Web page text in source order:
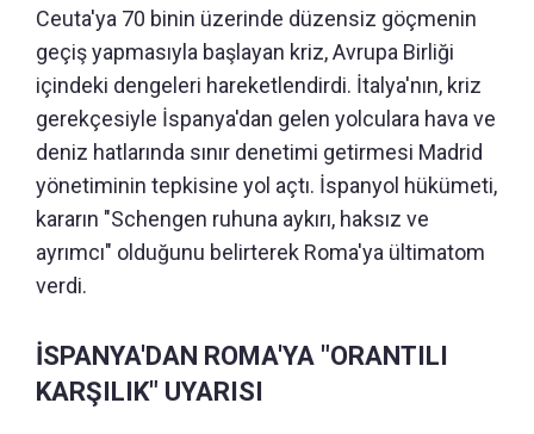
Ceuta'ya 70 binin üzerinde düzensiz göçmenin
geçiş yapmasıyla başlayan kriz, Avrupa Birliği
içindeki dengeleri hareketlendirdi. İtalya'nın, kriz
gerekçesiyle İspanya'dan gelen yolculara hava ve
deniz hatlarında sınır denetimi getirmesi Madrid
yönetiminin tepkisine yol açtı. İspanyol hükümeti,
kararın "Schengen ruhuna aykırı, haksız ve
ayrımcı" olduğunu belirterek Roma'ya ültimatom
verdi.
İSPANYA'DAN ROMA'YA "ORANTILI
KARŞILIK" UYARISI